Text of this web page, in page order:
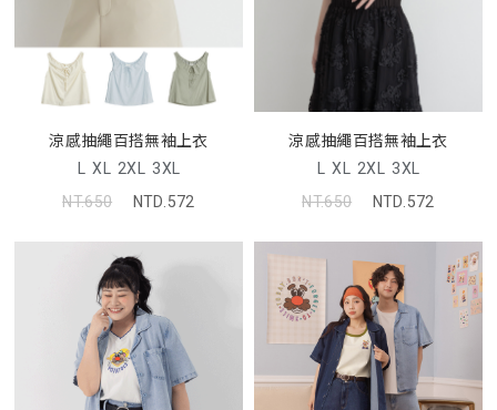
涼感抽繩百搭無袖上衣
L XL 2XL 3XL
NT.650
NTD.572
涼感抽繩百搭無袖上衣
L XL 2XL 3XL
NT.650
NTD.572